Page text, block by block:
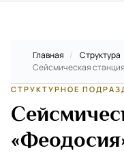
Главная / Структура
Сейсмическая
СТРУКТУРНОЕ